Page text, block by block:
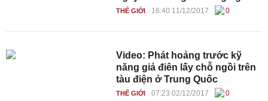
THẾ GIỚI 16:40 11/12/2017 0
Video: Phát hoảng trước kỹ
năng giả điên lấy chỗ ngồi trên
tàu điện ở Trung Quốc
THẾ GIỚI 07:23 02/12/2017 0